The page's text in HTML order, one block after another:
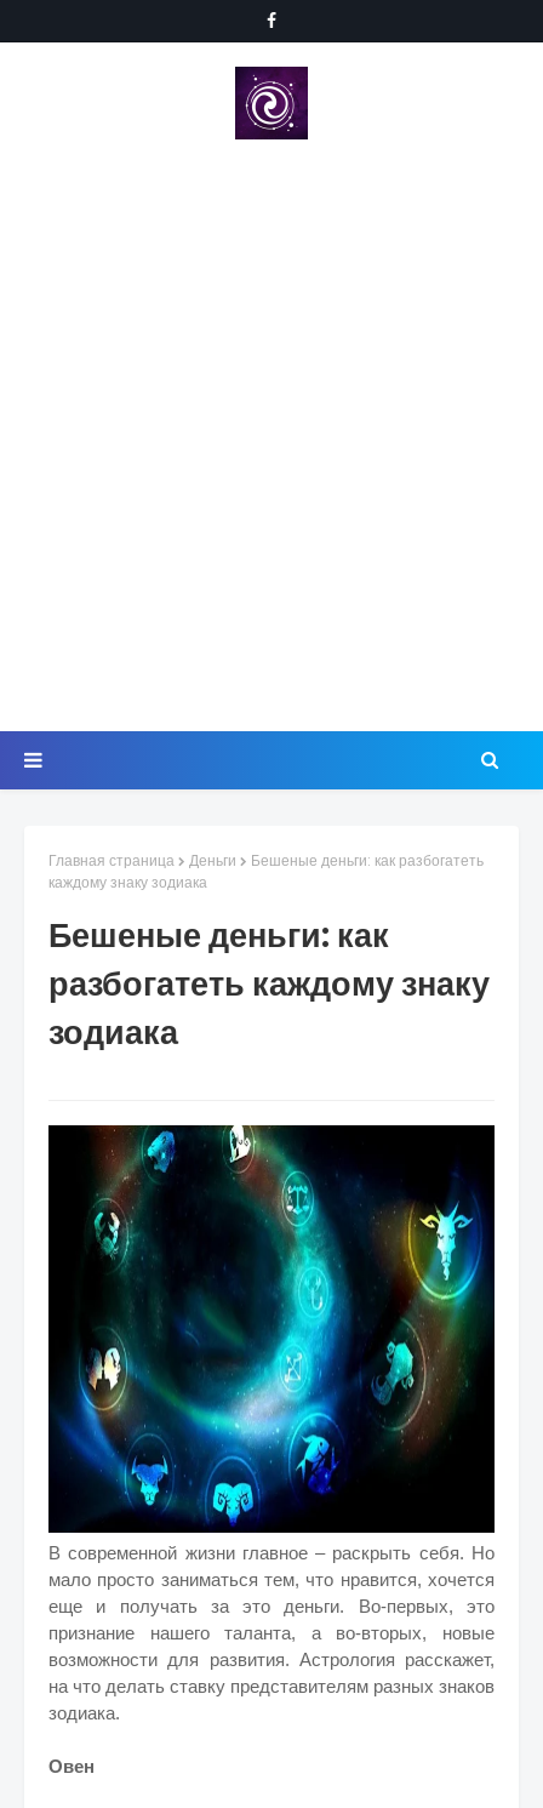
Главная страница Деньги
Бешеные деньги: как разбогатеть
каждому знаку зодиака
Бешеные деньги: как
разбогатеть каждому знаку
зодиака
В современной жизни главное – раскрыть себя. Но
мало просто заниматься тем, что нравится, хочется
еще и получать за это деньги. Во-первых, это
признание нашего таланта, а во-вторых, новые
возможности для развития. Астрология расскажет,
на что делать ставку представителям разных знаков
зодиака.
Овен